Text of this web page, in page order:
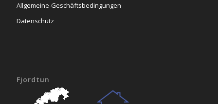
Allgemeine-Geschäftsbedingungen
Datenschutz
Fjordtun